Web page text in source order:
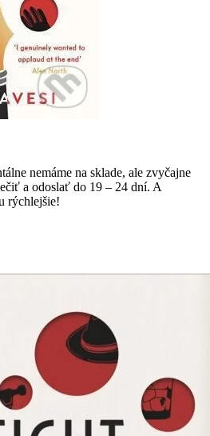
nemáme na sklade, ale zvyčajne
a odoslať do 19 – 24 dní. A
rýchlejšie!